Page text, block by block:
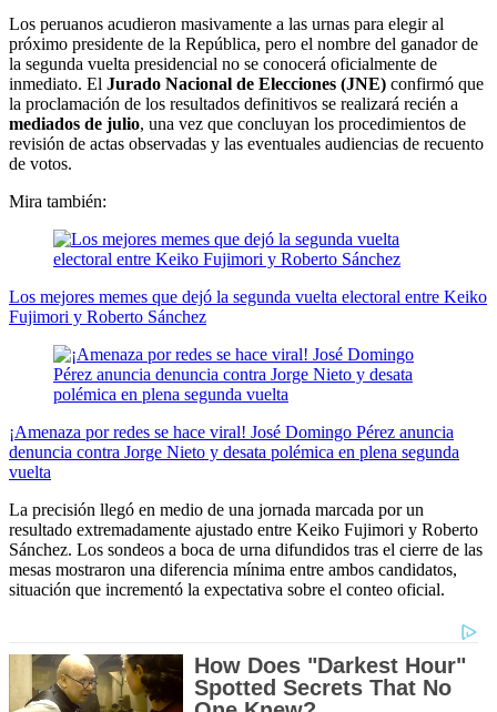
Los peruanos acudieron masivamente a las urnas para elegir al
próximo presidente de la República, pero el nombre del ganador de
la segunda vuelta presidencial no se conocerá oficialmente de
inmediato. El Jurado Nacional de Elecciones (JNE) confirmó que
la proclamación de los resultados definitivos se realizará recién a
mediados de julio, una vez que concluyan los procedimientos de
revisión de actas observadas y las eventuales audiencias de recuento
de votos.
Mira también:
Los mejores memes que dejó la segunda vuelta electoral entre Keiko
Fujimori y Roberto Sánchez
¡Amenaza por redes se hace viral! José Domingo Pérez anuncia
denuncia contra Jorge Nieto y desata polémica en plena segunda
vuelta
La precisión llegó en medio de una jornada marcada por un
resultado extremadamente ajustado entre Keiko Fujimori y Roberto
Sánchez. Los sondeos a boca de urna difundidos tras el cierre de las
mesas mostraron una diferencia mínima entre ambos candidatos,
situación que incrementó la expectativa sobre el conteo oficial.